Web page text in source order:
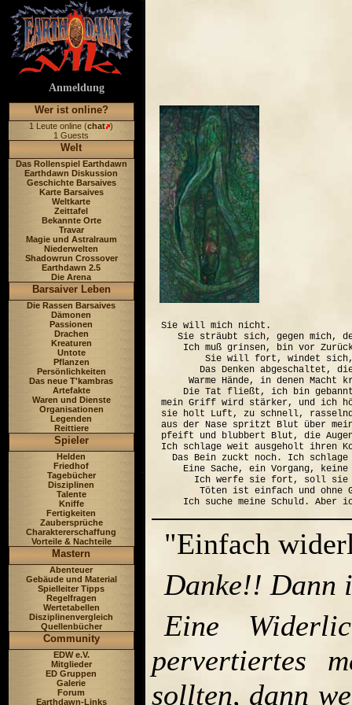
Anmeldung
Wer ist online?
1 Leute online (chat )
1 Guests
Welt
Das Rollenspiel Earthdawn
Earthdawn Diskussion
Geschichte Barsaives
Karte Barsaives
Weltkarte
Zeittafel
Bekannte Orte
Travar
Magie und Astralraum
Niederwelten
Shadowrun Crossover
Earthdawn 2.5
Die Arena
Barsaiver Leben
Die Rassen Barsaives
Dämonen
Passionen
Drachen
Kreaturen
Untote
Pflanzen
Persönlichkeiten
Das neue T'kambras
Artefakte
Waren und Dienste
Organisationen
Legenden
Reittiere
Spieler
Helden
Friedhof
Tagebücher
Disziplinen
Talente
Kniffe
Fertigkeiten
Zaubersprüche
Charaktererschaffung
Vorteile & Nachteile
Mastern
Abenteuer
Gebäude und Material
Spielleiter Tipps
Regelfragen
Wertetabellen
Disziplinenvergleich
Quellenbücher
Community
EDW e.V.
Mitglieder
ED Gruppen
Galerie
Forum
Earthdawn-Links
Sie will mich nicht.
Sie sträubt sich, gegen mich,
Ich muß grinsen, bin vor
Sie will fort, windet
Das Denken abgeschaltet,
Warme Hände, in denen Macht
Die Tat fließt, ich bin
mein Griff wird stärker, und ich
sie holt Luft, zu schnell,
aus der Nase spritzt Blut über
pfeift und blubbert Blut, die
Ich schlage weit ausgeholt ihren
Das Bein zuckt noch. Ich
Eine Sache, ein Vorgang,
Ich werfe sie fort, soll
Töten ist einfach und ohne
"Einfach
Danke!! Dann
Eine
pervertiertes
sollten, dann